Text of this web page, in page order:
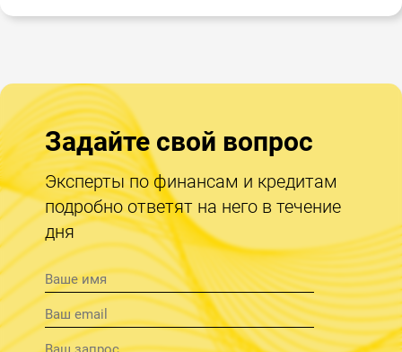
Задайте свой вопрос
Эксперты по финансам и кредитам
подробно ответят на него в течение
дня